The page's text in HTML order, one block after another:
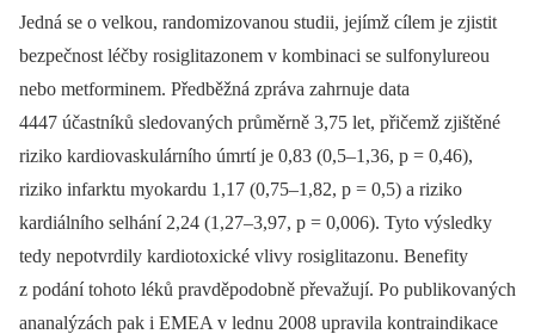
Jedná se o velkou, randomizovanou studii, jejímž cílem je zjistit
bezpečnost léčby rosiglitazonem v kombinaci se sulfonylureou
nebo metforminem. Předběžná zpráva zahrnuje data
4447 účastníků sledovaných průměrně 3,75 let, přičemž zjištěné
riziko kardiovaskulárního úmrtí je 0,83 (0,5–1,36, p = 0,46),
riziko infarktu myokardu 1,17 (0,75–1,82, p = 0,5) a riziko
kardiálního selhání 2,24 (1,27–3,97, p = 0,006). Tyto výsledky
tedy nepotvrdily kardiotoxické vlivy rosiglitazonu. Benefity
z podání tohoto léků pravděpodobně převažují. Po publikovaných
ananalýzách pak i EMEA v lednu 2008 upravila kontraindikace